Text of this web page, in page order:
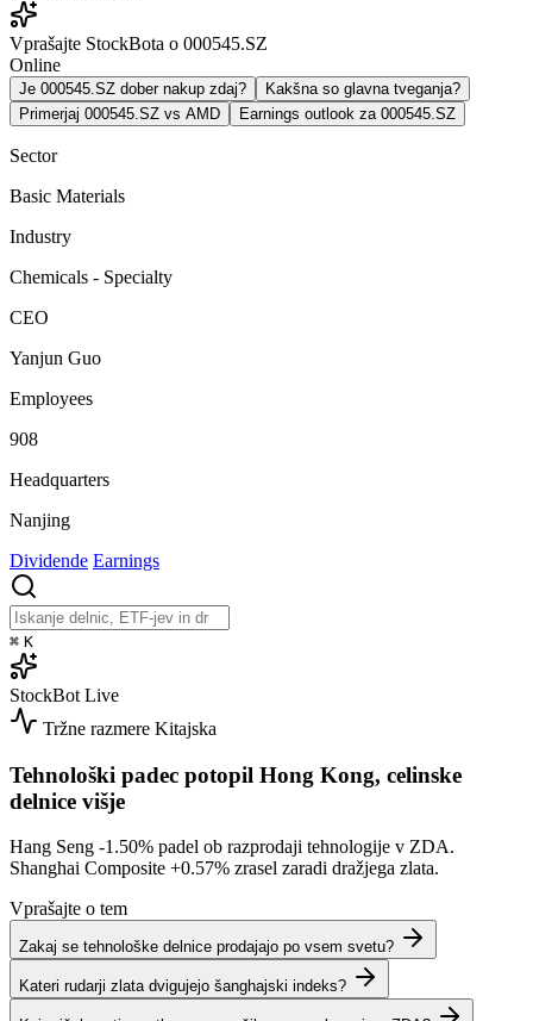
Vprašajte StockBota o 000545.SZ
Online
Je 000545.SZ dober nakup zdaj?
Kakšna so glavna tveganja?
Primerjaj 000545.SZ vs AMD
Earnings outlook za 000545.SZ
Sector
Basic Materials
Industry
Chemicals - Specialty
CEO
Yanjun Guo
Employees
908
Headquarters
Nanjing
Dividende Earnings
⌘ K
StockBot Live
Tržne razmere Kitajska
Tehnološki padec potopil Hong Kong, celinske
delnice višje
Hang Seng -1.50% padel ob razprodaji tehnologije v ZDA.
Shanghai Composite +0.57% zrasel zaradi dražjega zlata.
Vprašajte o tem
Zakaj se tehnološke delnice prodajajo po vsem svetu?
Kateri rudarji zlata dvigujejo šanghajski indeks?